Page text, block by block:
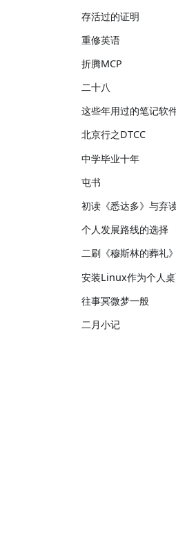
存活过的证明
重修英语
折腾MCP
二十八
这些年用过的笔记软
北京行之DTCC
中学毕业十年
屯书
初读《悉达多》与弃
个人发展路线的选择
二刷《穆斯林的葬礼》
安装Linux作为个人
往事冥微梦一般
二月小记